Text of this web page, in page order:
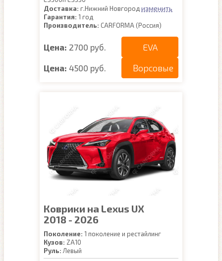
Доставка: г.Нижний Новгород изменить
Гарантия: 1 год
Производитель: CARFORMA (Россия)
Цена: 2700 руб. EVA
Цена: 4500 руб. Ворсовые
Коврики на Lexus UX
2018 - 2026
Поколение: 1 поколение и рестайлинг
Кузов: ZA10
Руль: Левый